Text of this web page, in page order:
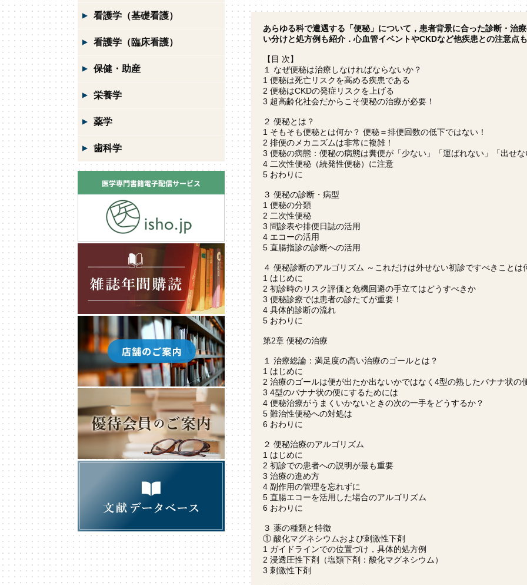
あらゆる科で遭遇する「便秘」について，患者背景に合った診断・治
い分けと処方例も紹介．心血管イベントやCKDなど他疾患との注意点
【目 次】
１ なぜ便秘は治療しなければならないか？
1 便秘は死亡リスクを高める疾患である
2 便秘はCKDの発症リスクを上げる
3 超高齢化社会だからこそ便秘の治療が必要！
２ 便秘とは？
1 そもそも便秘とは何か？ 便秘＝排便回数の低下ではない！
2 排便のメカニズムは非常に複雑！
3 便秘の病態：便秘の病態は糞便が「少ない」「運ばれない」「出せ
4 二次性便秘（続発性便秘）に注意
5 おわりに
３ 便秘の診断・病型
1 便秘の分類
2 二次性便秘
3 問診表や排便日誌の活用
4 エコーの活用
5 直腸指診の診断への活用
４ 便秘診断のアルゴリズム ～これだけは外せない初診ですべきことは
1 はじめに
2 初診時のリスク評価と危機回避の手立てはどうすべきか
3 便秘診療では患者の診たてが重要！
4 具体的診断の流れ
5 おわりに
第2章 便秘の治療
１ 治療総論：満足度の高い治療のゴールとは？
1 はじめに
2 治療のゴールは便が出たか出ないかではなく4型の熟したバナナ状の
3 4型のバナナ状の便にするためには
4 便秘治療がうまくいかないときの次の一手をどうするか？
5 難治性便秘への対処は
6 おわりに
２ 便秘治療のアルゴリズム
1 はじめに
2 初診での患者への説明が最も重要
3 治療の進め方
4 副作用の管理を忘れずに
5 直腸エコーを活用した場合のアルゴリズム
6 おわりに
３ 薬の種類と特徴
① 酸化マグネシウムおよび刺激性下剤
1 ガイドラインでの位置づけ，具体的処方例
2 浸透圧性下剤（塩類下剤：酸化マグネシウム）
3 刺激性下剤
看護学（基礎看護）
看護学（臨床看護）
保健・助産
栄養学
薬学
歯科学